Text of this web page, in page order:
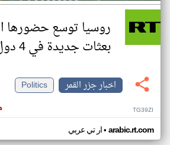
روسيا توسع حضورها
بعثات جديدة في 4 دول أفريقية
اخبار جزر القمر
Politics
TG39ZI
ار تي عربي• arabic.rt.com